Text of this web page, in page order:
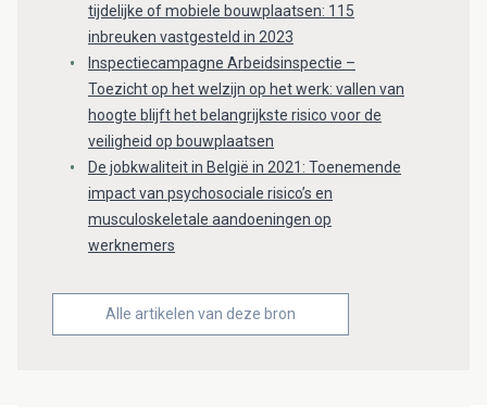
tijdelijke of mobiele bouwplaatsen: 115
inbreuken vastgesteld in 2023
Inspectiecampagne Arbeidsinspectie –
Toezicht op het welzijn op het werk: vallen van
hoogte blijft het belangrijkste risico voor de
veiligheid op bouwplaatsen
De jobkwaliteit in België in 2021: Toenemende
impact van psychosociale risico’s en
musculoskeletale aandoeningen op
werknemers
Alle artikelen van deze bron